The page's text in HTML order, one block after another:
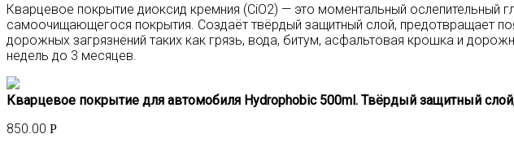
Кварцевое покрытие диоксид кремния (CiO2) — это моментальный
самоочищающегося покрытия. Создаёт твёрдый защитный слой, предотвращает
дорожных загрязнений таких как грязь, вода, битум, асфальтовая крошка и
недель до 3 месяцев.
Кварцевое покрытие для автомобиля Hydrophobic 500ml. Твёрдый защитный
850.00 Р